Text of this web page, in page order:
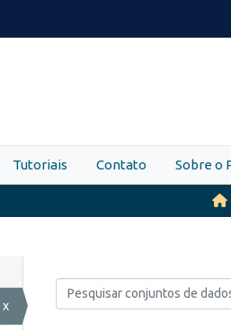
Tutoriais Contato Sobre o
x